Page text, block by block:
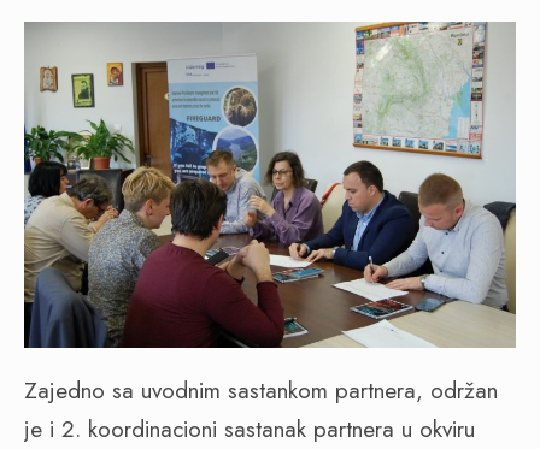
Zajedno sa uvodnim sastankom partnera, održan
je i 2. koordinacioni sastanak partnera u okviru